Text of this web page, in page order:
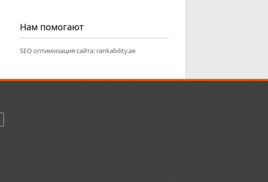
Нам помогают
SEO оптимизация сайта: rankability.ae